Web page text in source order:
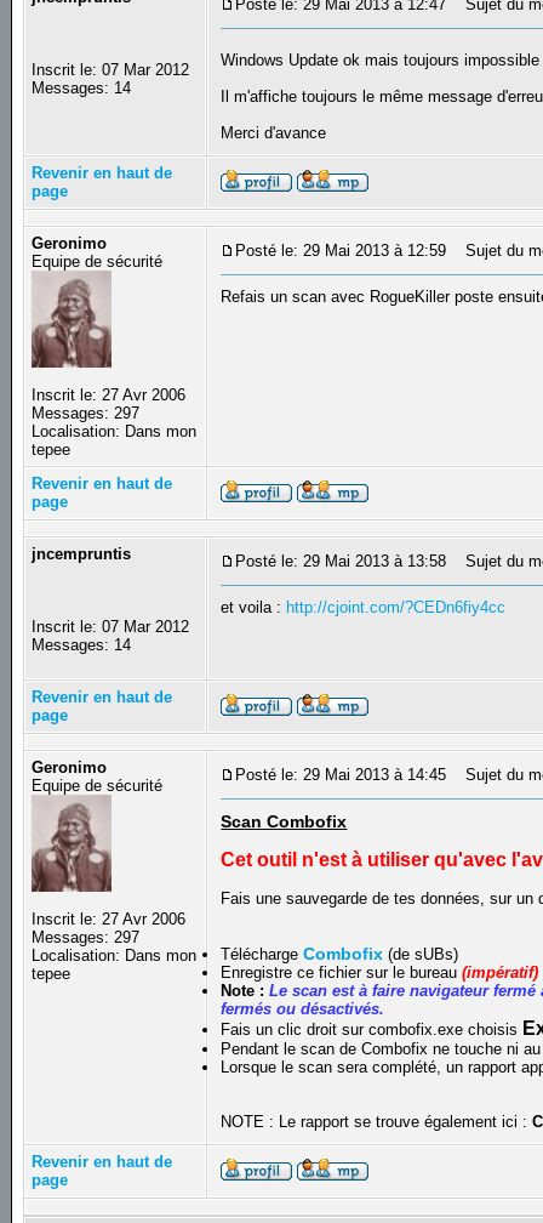
Inscrit le: 07 Mar 2012
Messages: 14
Posté le: 29 Mai 2013 à 12:47 Sujet du
Windows Update ok mais toujours
Il m'affiche toujours le même message
Merci d'avance
Revenir en haut de
page
Geronimo
Equipe de sécurité
Inscrit le: 27 Avr 2006
Messages: 297
Localisation: Dans mon
tepee
Posté le: 29 Mai 2013 à 12:59 Sujet du
Refais un scan avec RogueKiller poste
Revenir en haut de
page
jncempruntis
Inscrit le: 07 Mar 2012
Messages: 14
Posté le: 29 Mai 2013 à 13:58 Sujet du
et voila : http://cjoint.com/?CEDn6fiy4cc
Revenir en haut de
page
Geronimo
Equipe de sécurité
Inscrit le: 27 Avr 2006
Messages: 297
Localisation: Dans mon
tepee
Posté le: 29 Mai 2013 à 14:45 Sujet du
Scan Combofix
Cet outil n'est à utiliser qu'avec
Fais une sauvegarde de tes données, sur
TéléchargeCombofix (de sUBs)
Enregistre ce fichier sur le bureau(impératif)
Note : Le scan est à faire navigateur
fermés ou désactivés.
Fais un clic droit sur combofix.exe choisis
Pendant le scan de Combofix ne touche ni
Lorsque le scan sera complété, un rapport
NOTE : Le rapport se trouve également ici :
Revenir en haut de
page